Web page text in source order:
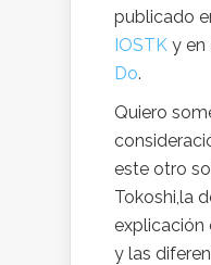
publicado
IOSTK y en
Do.
Quiero
este otro
Tokoshi,la
explicación
y las